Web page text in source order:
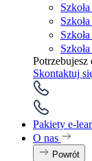
Skontaktuj
Pakiety e-
O nas
Powrót